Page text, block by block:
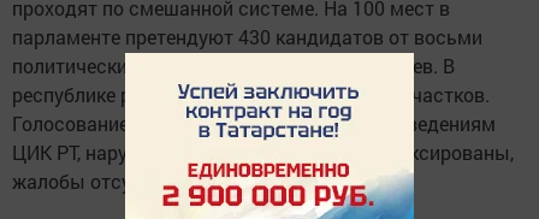
проходят по смешанной системе. На 100 мест в
парламенте претендуют 430 кандидатов от восьми
политических партий либо самовыдвиженцев. В
республике работает 2811 избирательных участков.
Голосование проходит с 7:00 до 20:00. По сведениям
ЦИК РТ, нарушения в ходе выборов не зафиксированы,
жалобы отсутствуют.